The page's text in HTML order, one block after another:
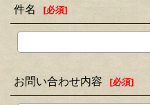
件名 [必須]
お問い合わせ内容 [必須]